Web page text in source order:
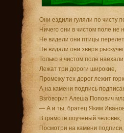
Они ездили-гуляли по чисту
Ничего они в чистом поле не
Не видели они птицы
Не видали они зверя
Только в чистом поле
Лежат три дороги широкие,
Промежу тех дорог лежит
А на камени подпись
Взговорит Алеша Попович
— А и ты, братец Яким
В грамоте поученый человек,
Посмотри на камени подписи,